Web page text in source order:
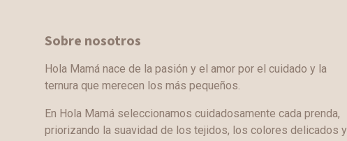
Sobre nosotros
Hola Mamá nace de la pasión y el amor por el cuidado y la
ternura que merecen los más pequeños.
En Hola Mamá seleccionamos cuidadosamente cada prenda,
priorizando la suavidad de los tejidos, los colores delicados y